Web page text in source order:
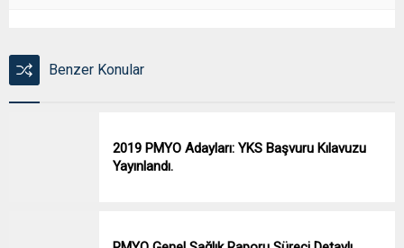
Benzer Konular
2019 PMYO Adayları: YKS Başvuru Kılavuzu
Yayınlandı.